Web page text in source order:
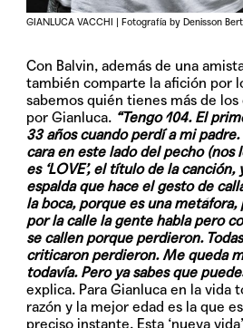
GIANLUCA VACCHI | Fotografía by Denisson
Con Balvin, además de una
también comparte la afición por
sabemos quién tienes más de
por Gianluca. “Tengo 104. El
33 años cuando perdí a mi
cara en este lado del pecho (nos
es ‘LOVE’, el título de la
espalda que hace el gesto de
la boca, porque es una metáfora,
por la calle la gente habla pero
se callen porque perdieron.
criticaron perdieron. Me queda
todavía. Pero ya sabes que
explica. Para Gianluca en la vida
razón y la mejor edad es la que
preciso instante. Esta ‘nueva